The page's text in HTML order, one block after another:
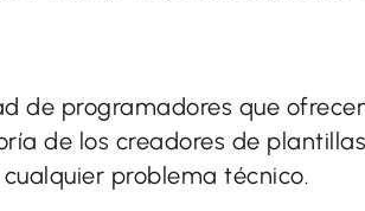
de programadores que
de los creadores de
problema técnico.